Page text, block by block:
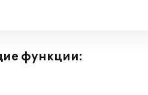
функции: